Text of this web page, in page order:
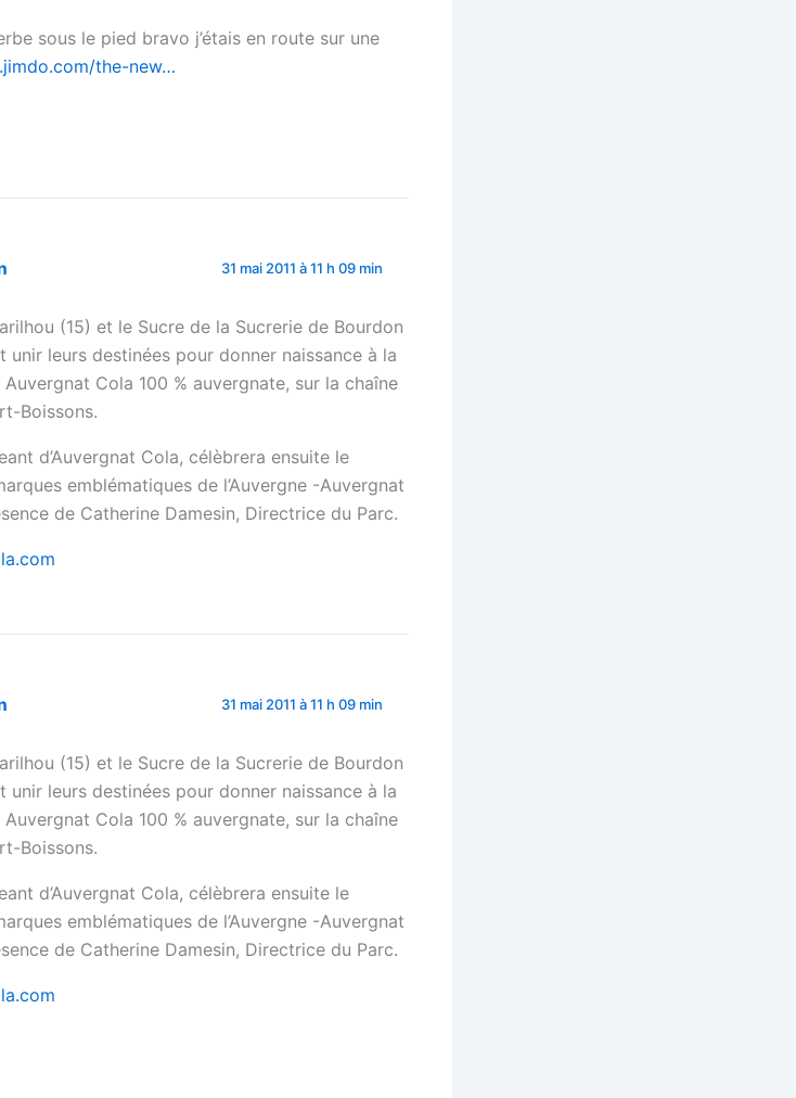
sous le pied bravo j’étais en route sur une
the-new…
31 mai 2011 à 11 h 09 min
(15) et le Sucre de la Sucrerie de Bourdon
leurs destinées pour donner naissance à la
Cola 100 % auvergnate, sur la chaîne
Boissons.
d’Auvergnat Cola, célèbrera ensuite le
emblématiques de l’Auvergne -Auvergnat
de Catherine Damesin, Directrice du Parc.
31 mai 2011 à 11 h 09 min
(15) et le Sucre de la Sucrerie de Bourdon
leurs destinées pour donner naissance à la
Cola 100 % auvergnate, sur la chaîne
Boissons.
d’Auvergnat Cola, célèbrera ensuite le
emblématiques de l’Auvergne -Auvergnat
de Catherine Damesin, Directrice du Parc.